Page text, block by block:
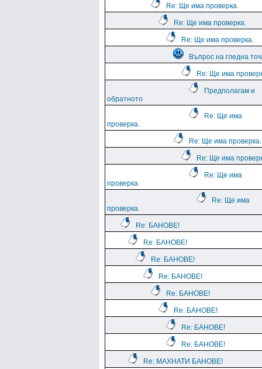
Re: Ще има проверка.
Re: Ще има проверка.
Re: Ще има проверка.
Въпрос на гледна
Re: Ще има
Предполагам и
обратното
Re: Ще има
проверка.
Re: Ще има проверка.
Re: Ще има
Re: Ще има
проверка.
Re: Ще има
проверка.
Re: БАНОВЕ!
Re: БАНОВЕ!
Re: БАНОВЕ!
Re: БАНОВЕ!
Re: БАНОВЕ!
Re: БАНОВЕ!
Re: БАНОВЕ!
Re: БАНОВЕ!
Re: МАХНАТИ БАНОВЕ!